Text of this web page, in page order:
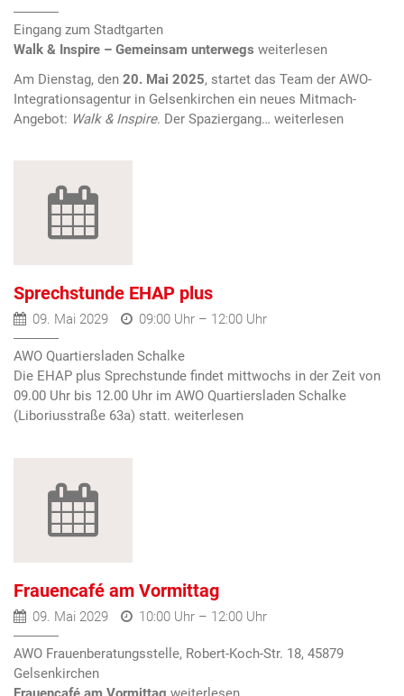
Eingang zum Stadtgarten
Walk & Inspire – Gemeinsam unterwegs
Am Dienstag, den 20. Mai 2025, startet das Team der AWO-
Integrationsagentur in Gelsenkirchen ein neues Mitmach-
Angebot: Walk & Inspire. Der Spaziergang…
Sprechstunde EHAP plus
09. Mai 2029 09:00 Uhr – 12:00 Uhr
AWO Quartiersladen Schalke
Die EHAP plus Sprechstunde findet mittwochs in der Zeit von
09.00 Uhr bis 12.00 Uhr im AWO Quartiersladen Schalke
(Liboriusstraße 63a) statt.
Frauencafé am Vormittag
09. Mai 2029 10:00 Uhr – 12:00 Uhr
AWO Frauenberatungsstelle, Robert-Koch-Str. 18, 45879
Gelsenkirchen